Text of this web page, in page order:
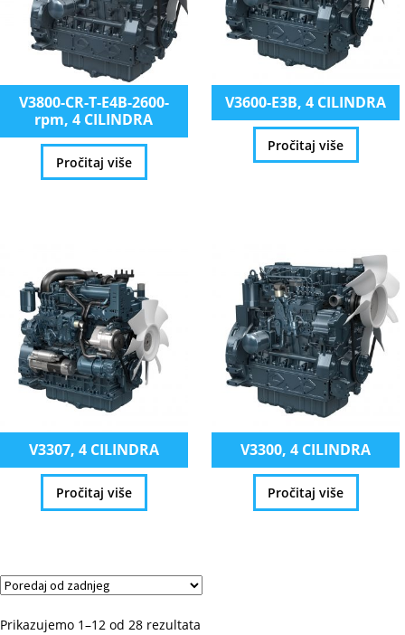
V3800-CR-T-E4B-2600-
rpm, 4 CILINDRA
Pročitaj više
V3600-E3B, 4 CILINDRA
Pročitaj više
V3307, 4 CILINDRA
Pročitaj više
V3300, 4 CILINDRA
Pročitaj više
Prikazujemo 1–12 od 28 rezultata